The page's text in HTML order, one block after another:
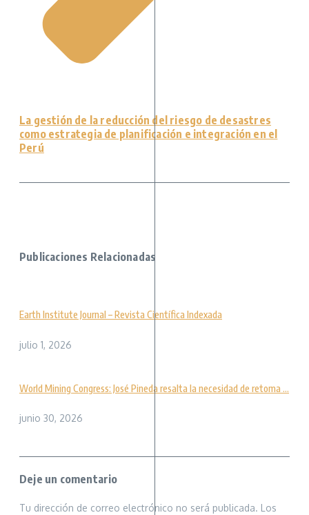
La gestión de la reducción del riesgo de desastres
como estrategia de planificación e integración en el
Perú
Publicaciones Relacionadas
Earth Institute Journal – Revista Científica Indexada
julio 1, 2026
World Mining Congress: José Pineda resalta la necesidad de retoma ...
junio 30, 2026
Deje un comentario
Tu dirección de correo electrónico no será publicada. Los